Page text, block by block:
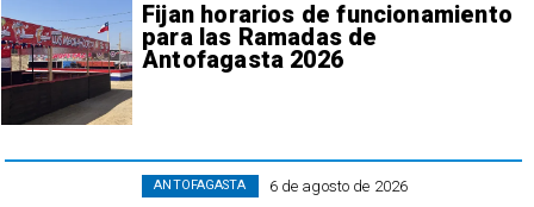
Fijan horarios de funcionamiento
para las Ramadas de
Antofagasta 2026
6 de agosto de 2026
ANTOFAGASTA